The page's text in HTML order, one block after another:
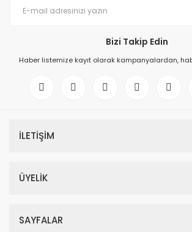
Bizi Takip Edin
Haber listemize kayıt olarak kampanyalardan,
İLETİŞİM
ÜYELİK
SAYFALAR